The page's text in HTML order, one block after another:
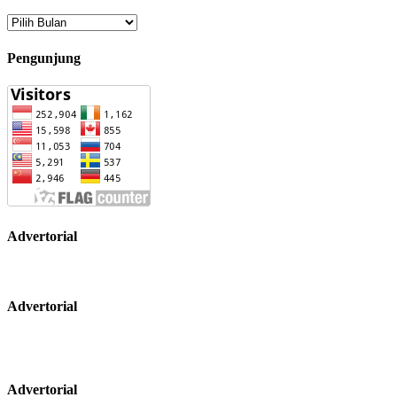
Arsip
Pengunjung
Advertorial
Advertorial
Advertorial